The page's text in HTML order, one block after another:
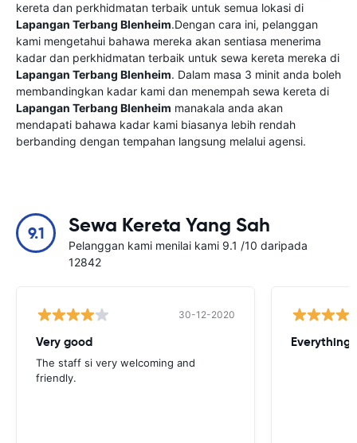
kereta dan perkhidmatan terbaik untuk semua lokasi di
Lapangan Terbang Blenheim.Dengan cara ini, pelanggan
kami mengetahui bahawa mereka akan sentiasa menerima
kadar dan perkhidmatan terbaik untuk sewa kereta mereka di
Lapangan Terbang Blenheim. Dalam masa 3 minit anda boleh
membandingkan kadar kami dan menempah sewa kereta di
Lapangan Terbang Blenheim manakala anda akan
mendapati bahawa kadar kami biasanya lebih rendah
berbanding dengan tempahan langsung melalui agensi.
9.1 Sewa Kereta Yang Sah
Pelanggan kami menilai kami 9.1 /10 daripada
12842
30-12-2020
Very good
The staff si very welcoming and
friendly.
Everything